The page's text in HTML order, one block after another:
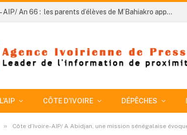
Côte d’Ivoire – AIP/ An 66 : les parents d’élèves de M’Bahiakro appelés à plus de responsabilité et d’engagement
L’AIP CÔTE D’IVOIRE DÉPÊCHES
» Côte d’Ivoire-AIP/ A Abidjan, une mission sénégalaise